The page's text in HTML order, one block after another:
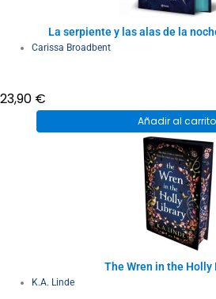
La serpiente y las alas de la
Carissa Broadbent
23,90 €
Añadir al carrito
The Wren in the Holly
K.A. Linde